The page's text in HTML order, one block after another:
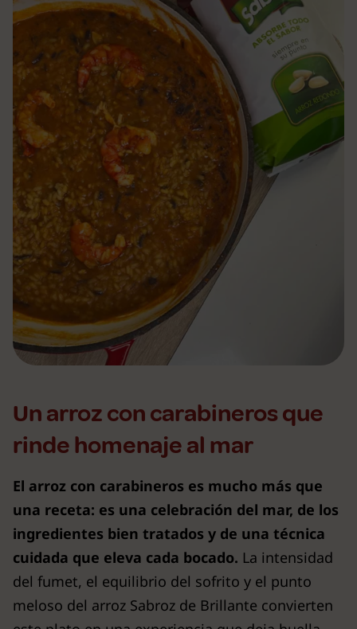
Un arroz con carabineros que
rinde homenaje al mar
El arroz con carabineros es mucho más que
una receta: es una celebración del mar, de los
ingredientes bien tratados y de una técnica
cuidada que eleva cada bocado. La intensidad
del fumet, el equilibrio del sofrito y el punto
meloso del arroz Sabroz de Brillante convierten